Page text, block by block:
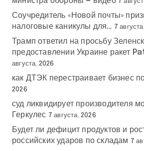
7
Соучредитель «Новой почты»
налоговые каникулы для…
7
Трамп ответил на просьбу
предоставлении Украине ракет
августа, 2026
как ДТЭК перестраивает бизнес
2026
суд ликвидирует производителя
Геркулес 7 августа, 2026
Будет ли дефицит продуктов и
российских ударов по складам
7